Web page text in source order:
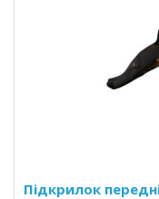
Підкрилок